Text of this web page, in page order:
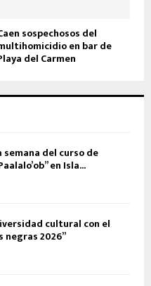
sospechosos del
en bar de
del Carmen
del curso de
en Isla...
cultural con el
negras 2026”